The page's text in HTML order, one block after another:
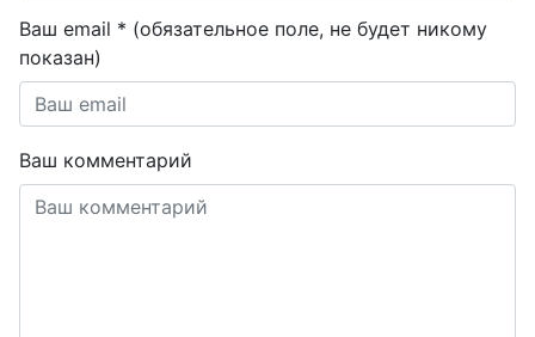
Ваш email * (обязательное поле, не будет никому
показан)
Ваш комментарий